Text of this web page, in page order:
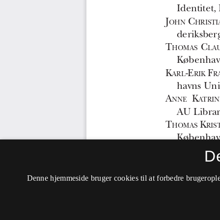
Denne hjemmeside bruger cookies til at forbedre